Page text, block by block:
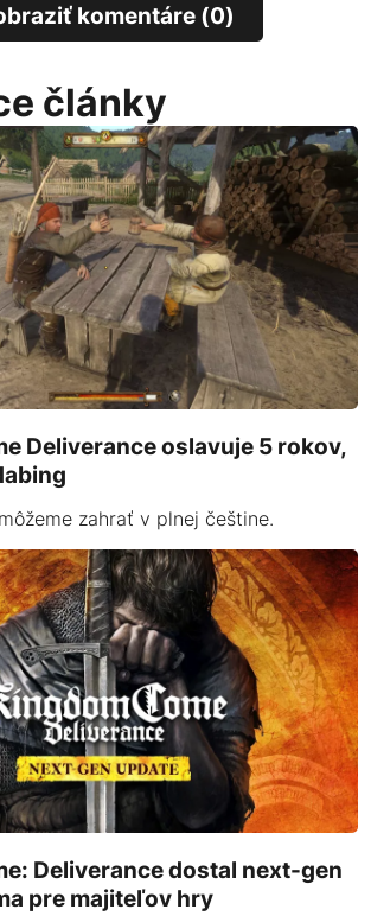
komentáre (0)
články
Deliverance oslavuje 5 rokov,
zahrať v plnej češtine.
Deliverance dostal next-gen
pre majiteľov hry